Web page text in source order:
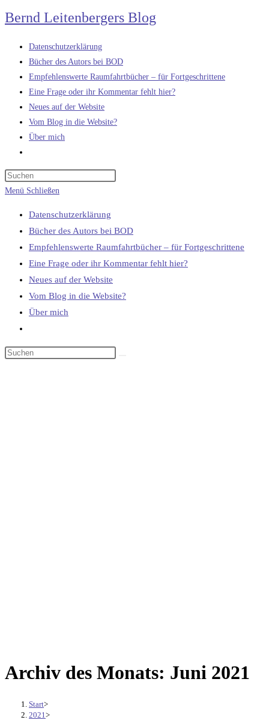
Zum
Inhalt
springen
Bernd Leitenbergers Blog
Datenschutzerklärung
Bücher des Autors bei BOD
Empfehlenswerte Raumfahrtbücher – für Fortgeschrittene
Eine Frage oder ihr Kommentar fehlt hier?
Neues auf der Website
Vom Blog in die Website?
Über mich
umschalten
Menü Schließen
Datenschutzerklärung
Bücher des Autors bei BOD
Empfehlenswerte Raumfahrtbücher – für Fortgeschrittene
Eine Frage oder ihr Kommentar fehlt hier?
Neues auf der Website
Vom Blog in die Website?
Über mich
umschalten
Archiv des Monats: Juni 2021
Start>
2021 >